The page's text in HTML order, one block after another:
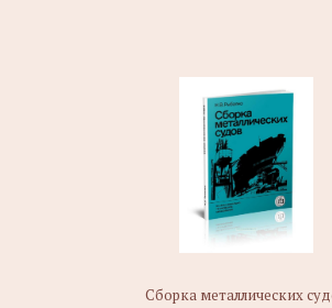
Сборка металлических